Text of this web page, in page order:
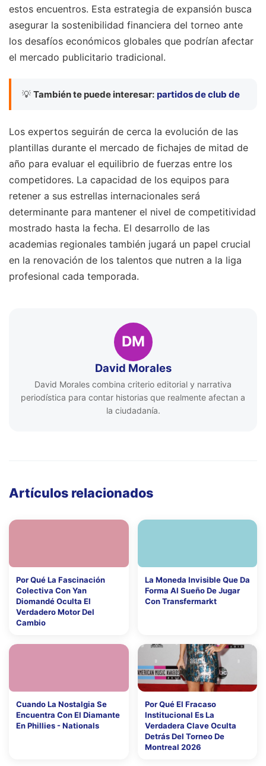
estos encuentros. Esta estrategia de expansión busca
asegurar la sostenibilidad financiera del torneo ante
los desafíos económicos globales que podrían afectar
el mercado publicitario tradicional.
💡 También te puede interesar: partidos de club de
Los expertos seguirán de cerca la evolución de las
plantillas durante el mercado de fichajes de mitad de
año para evaluar el equilibrio de fuerzas entre los
competidores. La capacidad de los equipos para
retener a sus estrellas internacionales será
determinante para mantener el nivel de competitividad
mostrado hasta la fecha. El desarrollo de las
academias regionales también jugará un papel crucial
en la renovación de los talentos que nutren a la liga
profesional cada temporada.
DM
David Morales
David Morales combina criterio editorial y narrativa
periodística para contar historias que realmente afectan a
la ciudadanía.
Artículos relacionados
Por Qué La Fascinación
Colectiva Con Yan
Diomandé Oculta El
Verdadero Motor Del
Cambio
La Moneda Invisible Que Da
Forma Al Sueño De Jugar
Con Transfermarkt
Cuando La Nostalgia Se
Encuentra Con El Diamante
En Phillies - Nationals
Por Qué El Fracaso
Institucional Es La
Verdadera Clave Oculta
Detrás Del Torneo De
Montreal 2026